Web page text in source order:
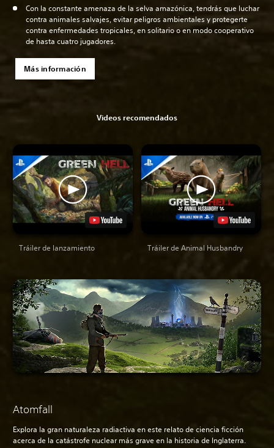
Con la constante amenaza de la selva amazónica, tendrás que luchar
contra animales salvajes, evitar peligros ambientales y protegerte
contra enfermedades tropicales, en solitario o en modo cooperativo
de hasta cuatro jugadores.
Más información
Videos recomendados
Tráiler de lanzamiento Tráiler de Animal Husbandry
Atomfall
Explora la gran naturaleza radiactiva en este relato de ciencia ficción
acerca de la catástrofe nuclear más grave en la historia de Inglaterra.